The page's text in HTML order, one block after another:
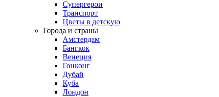
Супергерои
Транспорт
Цветы в детскую
Города и страны
Амстердам
Бангкок
Венеция
Гонконг
Дубай
Куба
Лондон